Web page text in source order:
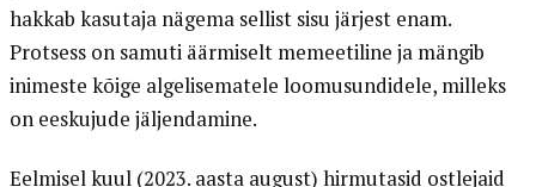
hakkab kasutaja nägema sellist sisu järjest enam.
Protsess on samuti äärmiselt memeetiline ja mängib
inimeste kõige algelisematele loomusundidele, milleks
on eeskujude jäljendamine.
Eelmisel kuul (2023. aasta august) hirmutasid ostlejaid